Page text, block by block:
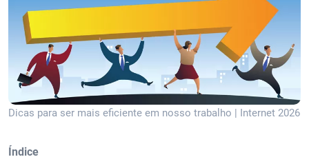
Dicas para ser mais eficiente em nosso trabalho | Internet 2026
Índice